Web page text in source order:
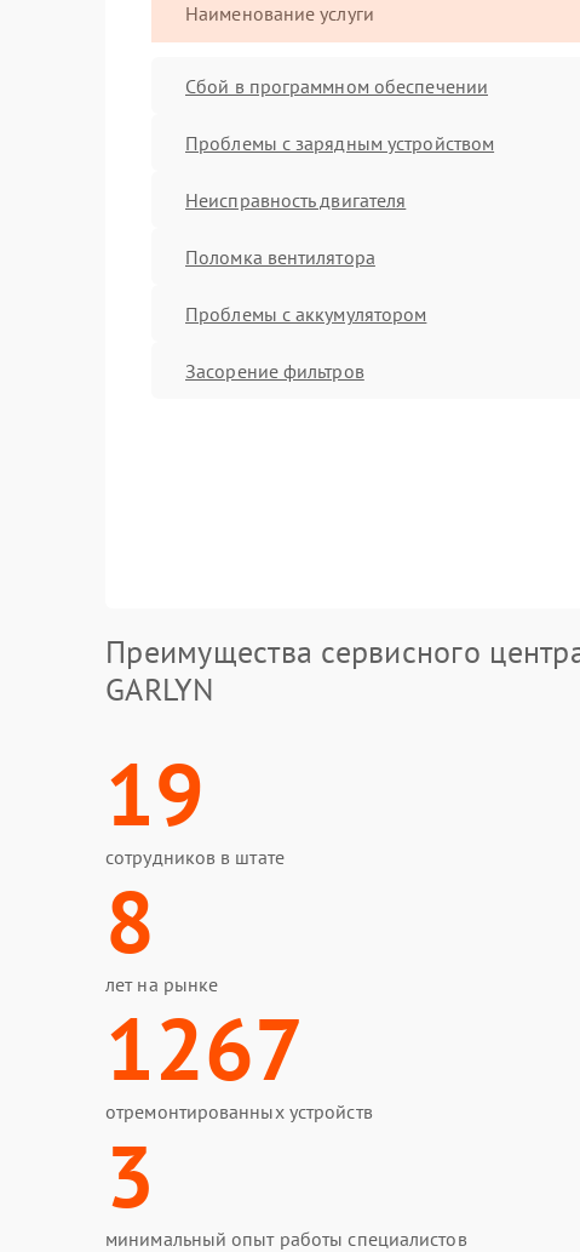
Наименование услуги
Сбой в программном обеспечении
Проблемы с зарядным устройством
Неисправность двигателя
Поломка вентилятора
Проблемы с аккумулятором
Засорение фильтров
Преимущества сервисного
GARLYN
19
сотрудников в штате
8
лет на рынке
1267
отремонтированных устройств
3
минимальный опыт работы специалистов